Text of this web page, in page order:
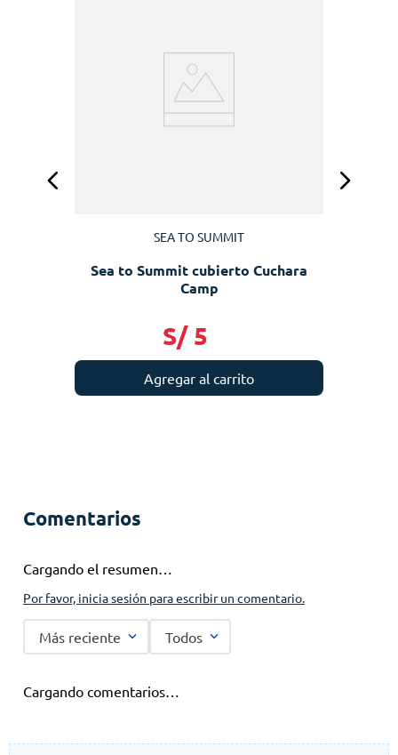
SEA TO SUMMIT
Sea to Summit cubierto Cuchara
Camp
S/ 5
Agregar al carrito
Comentarios
Cargando el resumen…
Por favor, inicia sesión para escribir un comentario.
Más reciente Todos
Cargando comentarios…